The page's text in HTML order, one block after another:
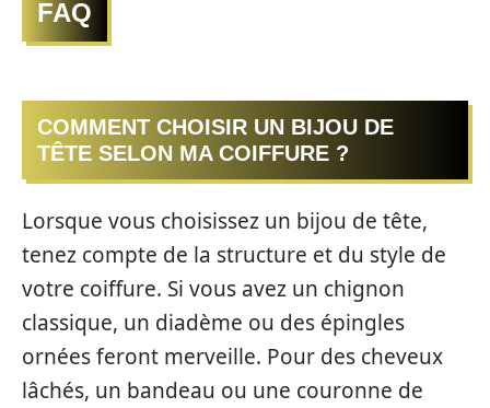
FAQ
COMMENT CHOISIR UN BIJOU DE
TÊTE SELON MA COIFFURE ?
Lorsque vous choisissez un bijou de tête,
tenez compte de la structure et du style de
votre coiffure. Si vous avez un chignon
classique, un diadème ou des épingles
ornées feront merveille. Pour des cheveux
lâchés, un bandeau ou une couronne de